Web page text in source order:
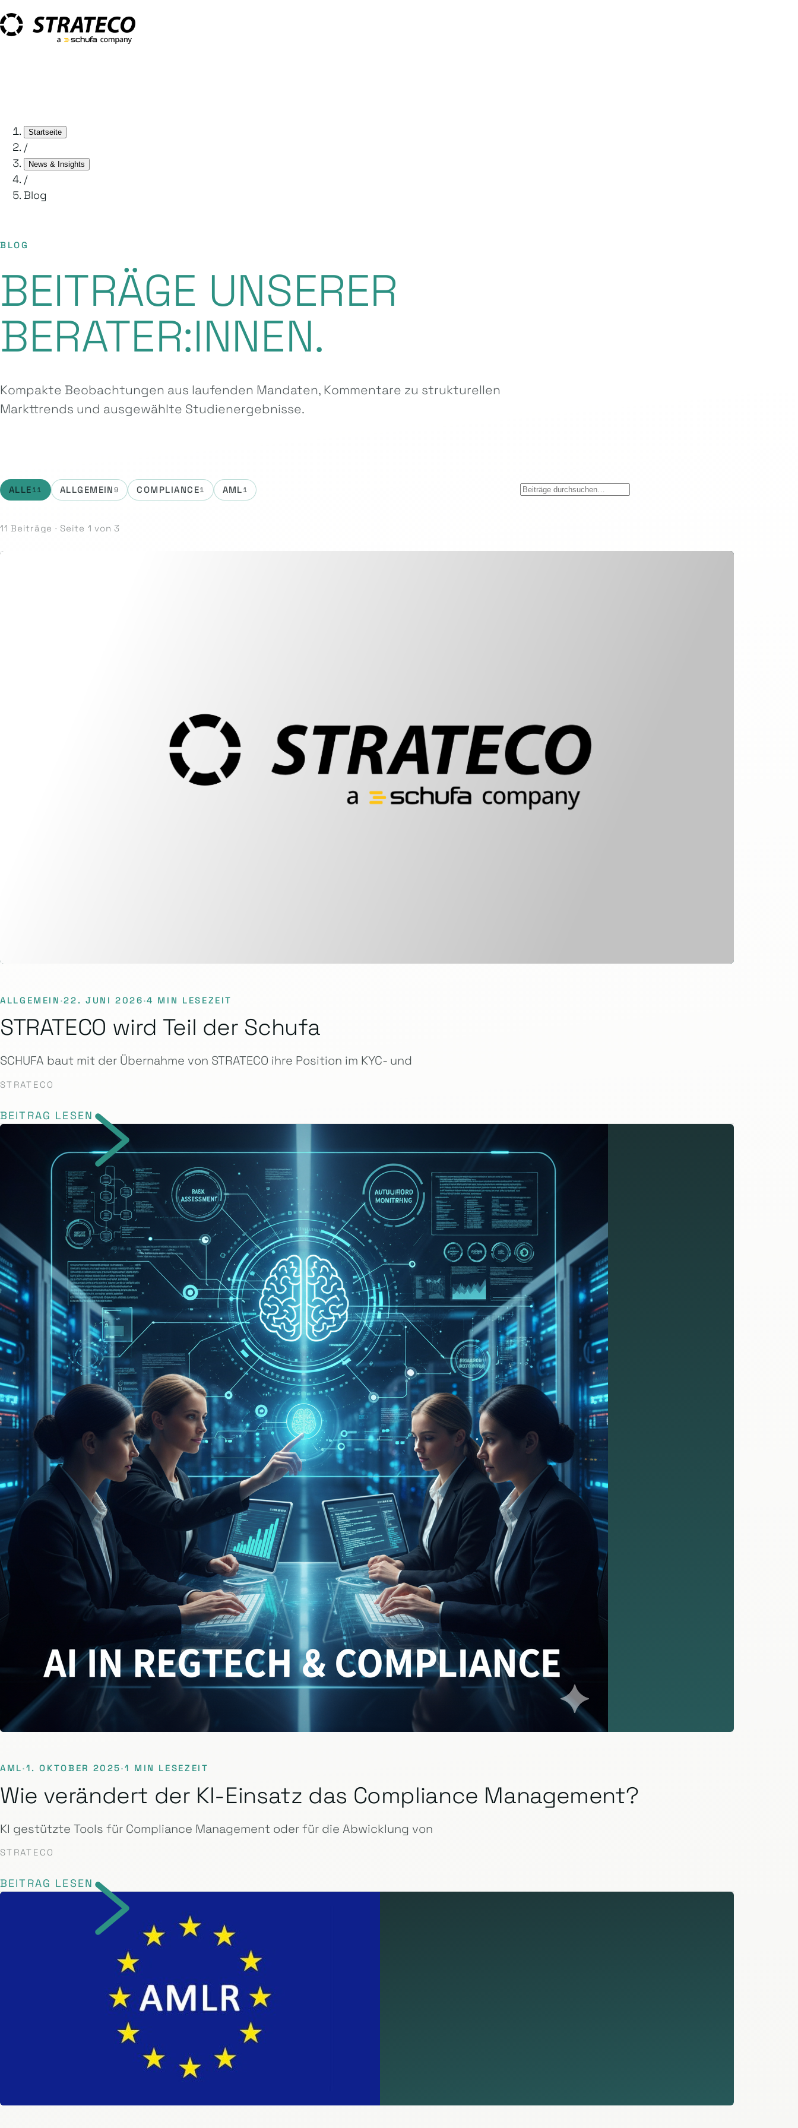
Startseite
/
News & Insights
/
Blog
BLOG
BEITRÄGE UNSERER
BERATER:INNEN.
Kompakte Beobachtungen aus laufenden Mandaten, Kommentare zu strukturellen
Markttrends und ausgewählte Studien­ergebnisse.
ALLE11 ALLGEMEIN9 COMPLIANCE1 AML1
11 Beiträge · Seite 1 von 3
ALLGEMEIN ·22. JUNI 2026·4 MIN LESEZEIT
STRATECO wird Teil der Schufa
SCHUFA baut mit der Übernahme von STRATECO ihre Position im KYC- und
STRATECO
BEITRAG LESEN
AML·1. OKTOBER 2025·1 MIN LESEZEIT
Wie verändert der KI-Einsatz das Compliance Management?
KI gestützte Tools für Compliance Management oder für die Abwicklung von
STRATECO
BEITRAG LESEN